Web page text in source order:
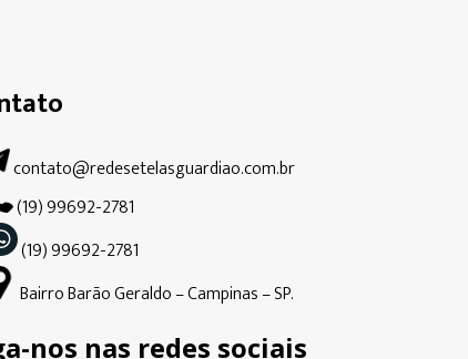
contato@redesetelasguardiao.com.br
(19) 99692-2781
(19) 99692-2781
Bairro Barão Geraldo – Campinas – SP.
nos nas redes sociais